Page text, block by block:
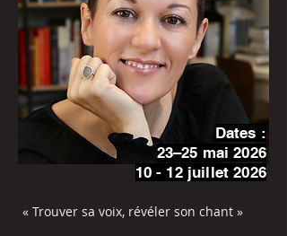
Dates :
23–25 mai 2026
10 - 12 juillet 2026
« Trouver sa voix, révéler son chant »